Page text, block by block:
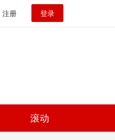
注册 登录
滚动